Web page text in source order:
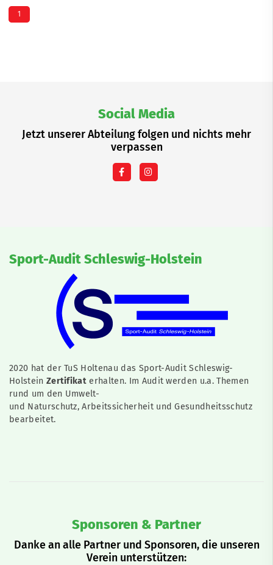
1
Social Media
Jetzt unserer Abteilung folgen und nichts mehr
verpassen
Sport-Audit Schleswig-Holstein
2020 hat der TuS Holtenau das Sport-Audit Schleswig-
Holstein Zertifikat erhalten. Im Audit werden u.a. Themen
rund um den Umwelt-
und Naturschutz, Arbeitssicherheit und Gesundheitsschutz
bearbeitet.
Sponsoren & Partner
Danke an alle Partner und Sponsoren, die unseren
Verein unterstützen: